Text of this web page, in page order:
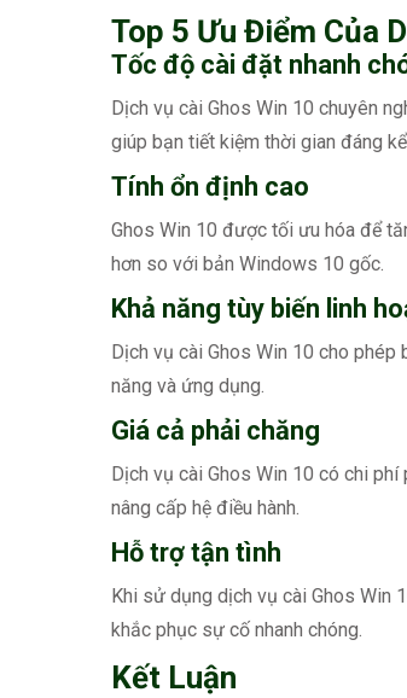
Top 5 Ưu Điểm Của
Tốc độ cài đặt nhanh
Dịch vụ cài Ghos Win 10 chuyên
giúp bạn tiết kiệm thời gian đáng
Tính ổn định cao
Ghos Win 10 được tối ưu hóa để
hơn so với bản Windows 10 gốc.
Khả năng tùy biến linh
Dịch vụ cài Ghos Win 10 cho
năng và ứng dụng.
Giá cả phải chăng
Dịch vụ cài Ghos Win 10 có chi
nâng cấp hệ điều hành.
Hỗ trợ tận tình
Khi sử dụng dịch vụ cài Ghos Win
khắc phục sự cố nhanh chóng.
Kết Luận